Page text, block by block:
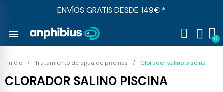
ENVÍOS GRATIS DESDE 149€ *
menu
Inicio Tratamiento de agua de piscinas Clorador salino piscina
CLORADOR SALINO PISCINA